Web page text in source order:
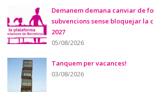
Demanem demana canviar de
subvencions sense bloquejar la
2027
05/08/2026
Tanquem per vacances!
03/08/2026